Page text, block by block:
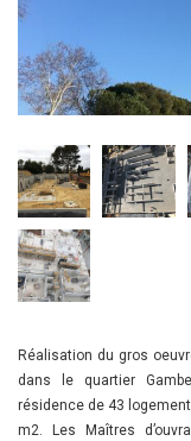
Réalisation du gros
dans le quartier
résidence de 43
m2. Les Maîtres